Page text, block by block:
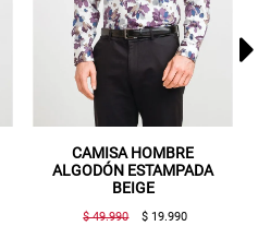
CAMISA HOMBRE
ALGODÓN ESTAMPADA
BEIGE
$ 49.990 $ 19.990